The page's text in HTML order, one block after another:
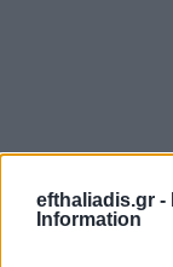
efthaliadis.gr -
Information